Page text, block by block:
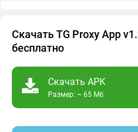
Скачать TG Proxy App
бесплатно
Скачать APK
Размер: ~ 65 Мб